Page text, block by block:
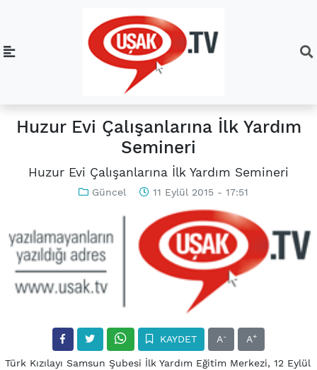
Huzur Evi Çalışanlarına İlk Yardım
Semineri
Huzur Evi Çalışanlarına İlk Yardım Semineri
Güncel 11 Eylül 2015 - 17:51
KAYDET A- A+
Türk Kızılayı Samsun Şubesi İlk Yardım Eğitim Merkezi, 12 Eylül